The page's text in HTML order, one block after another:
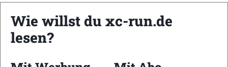
Schreibe einen Kommentar
Wie willst du xc-run.de
lesen?